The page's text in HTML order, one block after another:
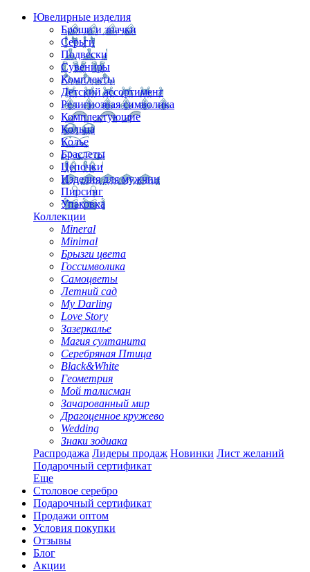
Ювелирные изделия
Броши и значки
Серьги
Подвески
Сувениры
Комплекты
Детский ассортимент
Религиозная символика
Комплектующие
Кольца
Колье
Браслеты
Цепочки
Изделия для мужчин
Пирсинг
Упаковка
Коллекции
Mineral
Minimal
Брызги цвета
Госсимволика
Самоцветы
Летний сад
My Darling
Love Story
Зазеркалье
Магия султанита
Серебряная Птица
Black&White
Геометрия
Мой талисман
Зачарованный мир
Драгоценное кружево
Wedding
Знаки зодиака
Распродажа Лидеры продаж Новинки Лист желаний
Подарочный сертификат
Еще
Столовое серебро
Подарочный сертификат
Продажи оптом
Условия покупки
Отзывы
Блог
Акции